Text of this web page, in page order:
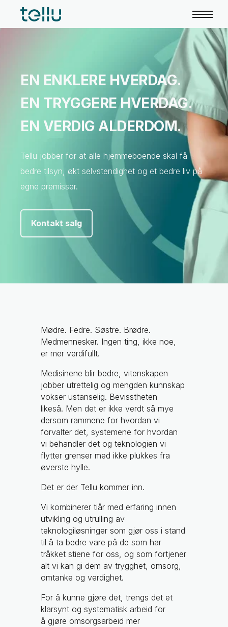
EN ENKLERE HVERDAG.
EN TRYGGERE HVERDAG.
EN VERDIG ALDERDOM.
Tellu jobber for at alle hjemmeboende skal få
bedre tilsyn, økt selvstendighet og et bedre liv på
egne premisser.
Kontakt salg
Mødre. Fedre. Søstre. Brødre.
Medmennesker. Ingen ting, ikke noe,
er mer verdifullt.
Medisinene blir bedre, vitenskapen
jobber utrettelig og mengden kunnskap
vokser ustanselig. Bevisstheten
likeså. Men det er ikke verdt så mye
dersom rammene for hvordan vi
forvalter det, systemene for hvordan
vi behandler det og teknologien vi
flytter grenser med ikke plukkes fra
øverste hylle.
Det er der Tellu kommer inn.
Vi kombinerer tiår med erfaring innen
utvikling og utrulling av
teknologiløsninger som gjør oss i stand
til å ta bedre vare på de som har
tråkket stiene for oss, og som fortjener
alt vi kan gi dem av trygghet, omsorg,
omtanke og verdighet.
For å kunne gjøre det, trengs det et
klarsynt og systematisk arbeid for
å gjøre omsorgsarbeid mer